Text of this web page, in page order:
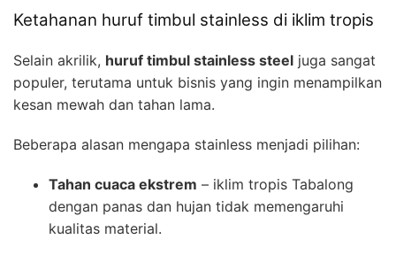
Ketahanan huruf timbul stainless di iklim tropis
Selain akrilik, huruf timbul stainless steel juga sangat
populer, terutama untuk bisnis yang ingin menampilkan
kesan mewah dan tahan lama.
Beberapa alasan mengapa stainless menjadi pilihan:
Tahan cuaca ekstrem – iklim tropis Tabalong
dengan panas dan hujan tidak memengaruhi
kualitas material.